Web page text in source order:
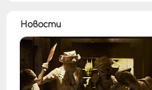
Новости